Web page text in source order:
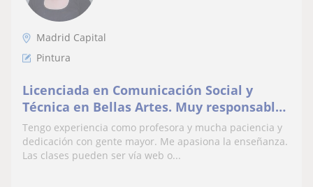
Madrid Capital
Pintura
Licenciada en Comunicación Social y
Técnica en Bellas Artes. Muy responsable
y empática. Me ofrezco como profesora de
Gramática, Lengua castellana, Pintura,
Nuevas Tecnologías. También hago
Tengo experiencia como profesora y mucha paciencia y
dedicación con gente mayor. Me apasiona la enseñanza.
Las clases pueden ser vía web o...